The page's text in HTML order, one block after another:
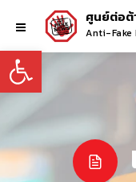
Open toolbar
ศูนย์ต่อต้
Anti-Fake